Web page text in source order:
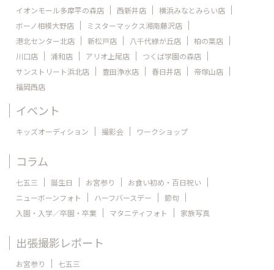
イオンモール多摩平の森店
西新井店
横浜みなとみらい店
ボーノ相模大野店
ミスターマックス湘南藤沢店
港北センター北店
新松戸店 八千代緑が丘店
柏の葉店
川口店
浦和店 アリオ上尾店
つくば学園の森店
サンストリート浜北店
豊田浄水店 春日井店
帝塚山店
福岡西店
イベント
キッズオーディション 撮影会 ワークショップ
コラム
七五三 誕生日 お宮参り
お食い初め・百日祝い
ニューボーンフォト
ハーフバースデー
節句
入園・入学／卒園・卒業
マタニティフォト 家族写真
出張撮影レポート
お宮参り 七五三